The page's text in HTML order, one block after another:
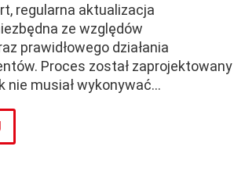
regularna aktualizacja
ze względów
prawidłowego działania
Proces został zaprojektowany
nie musiał wykonywać...